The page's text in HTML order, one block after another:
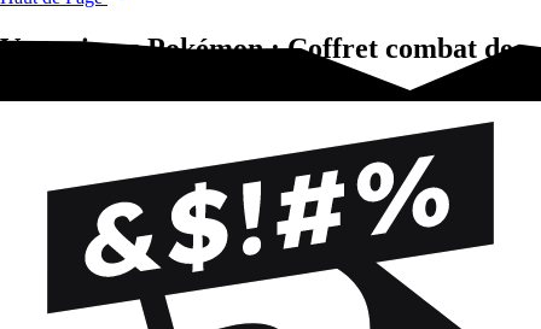
Vous aimez Pokémon : Coffret combat de